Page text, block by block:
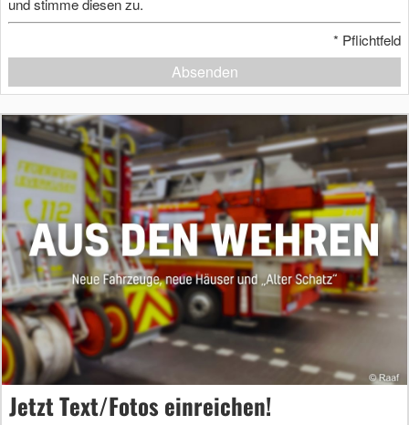
* Pflichtfeld
Absenden
Jetzt Text/Fotos einreichen!